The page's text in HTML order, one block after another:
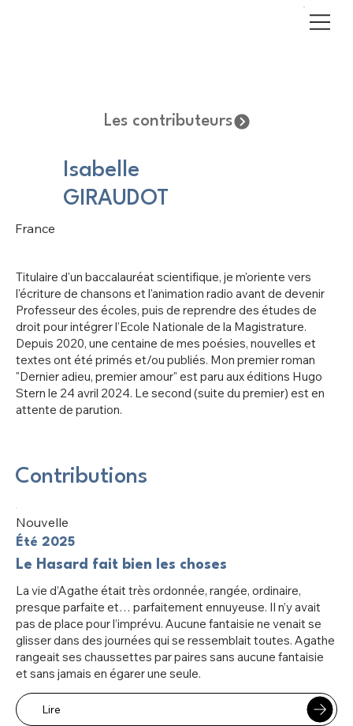
Les contributeurs
Isabelle
GIRAUDOT
France
Titulaire d'un baccalauréat scientifique, je m'oriente vers
l'écriture de chansons et l'animation radio avant de devenir
Professeur des écoles, puis de reprendre des études de
droit pour intégrer l'Ecole Nationale de la Magistrature.
Depuis 2020, une centaine de mes poésies, nouvelles et
textes ont été primés et/ou publiés. Mon premier roman
"Dernier adieu, premier amour" est paru aux éditions Hugo
Stern le 24 avril 2024. Le second (suite du premier) est en
attente de parution.
Contributions
Nouvelle
Été 2025
Le Hasard fait bien les choses
La vie d’Agathe était très ordonnée, rangée, ordinaire,
presque parfaite et… parfaitement ennuyeuse. Il n’y avait
pas de place pour l’imprévu. Aucune fantaisie ne venait se
glisser dans des journées qui se ressemblait toutes. Agathe
rangeait ses chaussettes par paires sans aucune fantaisie
et sans jamais en égarer une seule.
Lire